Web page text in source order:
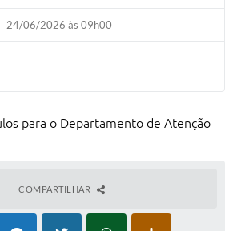
24/06/2026 às 09h00
para o Departamento de Atenção
COMPARTILHAR